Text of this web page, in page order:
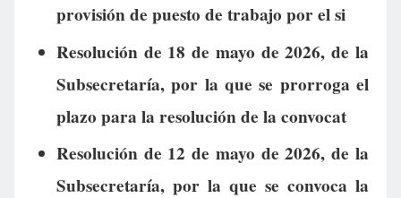
provisión de puesto de trabajo por el si
Resolución de 18 de mayo de 2026, de la
Subsecretaría, por la que se prorroga el
plazo para la resolución de la convocat
Resolución de 12 de mayo de 2026, de la
Subsecretaría, por la que se convoca la